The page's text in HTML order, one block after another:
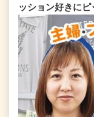
ッション好きにピ